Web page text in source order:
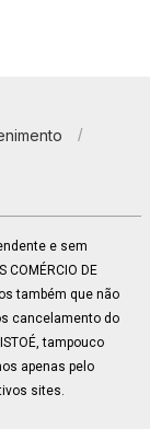
e sem
DE
também que não
cancelamento do
tampouco
apenas pelo
sites.